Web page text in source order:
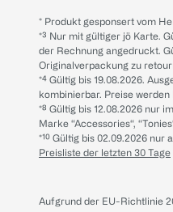
* Produkt gesponsert vom
*³ Nur mit gültiger jö Karte.
der Rechnung angedruckt.
Originalverpackung zu
*⁴ Gültig bis 19.08.2026.
kombinierbar. Preise
*⁸ Gültig bis 12.08.2026 nur
Marke “Accessories“,
*¹⁰ Gültig bis 02.09.2026
Preisliste der letzten 30 Tage
Aufgrund der EU-Richtlinie